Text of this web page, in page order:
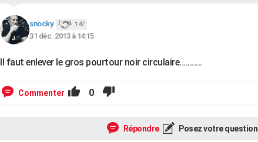
snocky. 147
31 déc. 2013 à 14:15
Il faut enlever le gros pourtour noir circulaire...........
Commenter 0
Répondre Posez votre question